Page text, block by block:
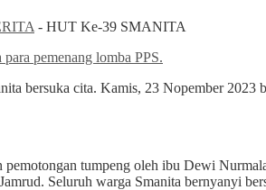
- HUT Ke-39 SMANITA
bersuka cita. Kamis, 23 Nopember 2023
tumpeng oleh ibu Dewi
Seluruh warga Smanita bernyanyi